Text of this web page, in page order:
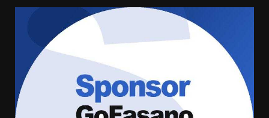
amarezza per esclusione dal
campionato di calcio”
7 Agosto 2026 06:00
Fasanese ferito a colpi di arma
da fuoco
6 Agosto 2026 18:13